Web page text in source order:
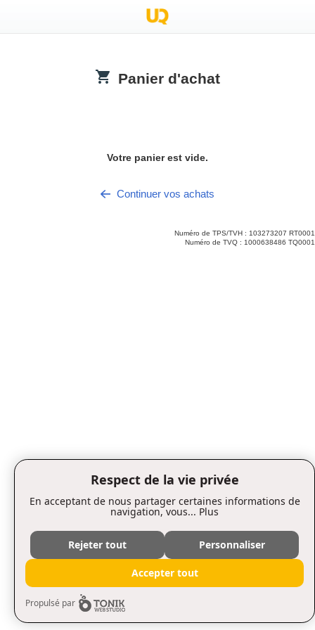
Panier d'achat
Votre panier est vide.
Continuer vos achats
Numéro de TPS/TVH : 103273207 RT0001
Numéro de TVQ : 1000638486 TQ0001
Respect de la vie privée
En acceptant de nous partager certaines informations de
navigation, vous... Plus
Rejeter tout Personnaliser
Accepter tout
Propulsé par